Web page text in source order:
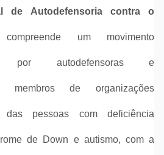
de Autodefensoria contra o
um movimento
por autodefensoras e
membros de organizações
das pessoas com deficiência
de Down e autismo, com a